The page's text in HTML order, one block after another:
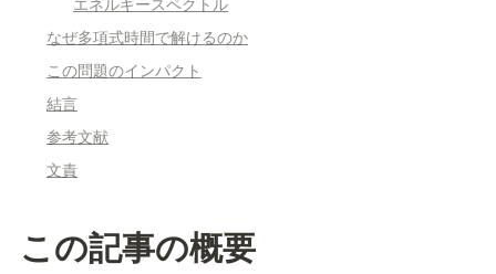
なぜ多項式時間で解けるのか
この問題のインパクト
結言
参考文献
文責
この記事の概要